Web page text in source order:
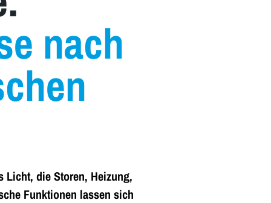
nach
Licht, die Storen, Heizung,
Funktionen lassen sich